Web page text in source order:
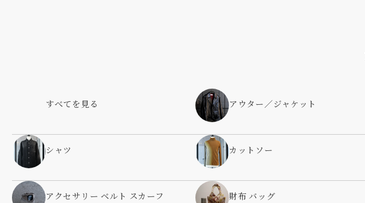
すべてを見る アウター／ジャケット
シャツ カットソー
アクセサリー ベルト スカーフ 財布 バッグ